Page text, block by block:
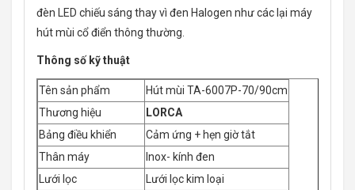
đèn LED chiếu sáng thay vì đen Halogen như các lại máy
hút mùi cổ điển thông thường.
Thông số kỹ thuật
Tên sản phẩm
Hút mùi TA-6007P-70/90cm
Thương hiệu
LORCA
Bảng điều khiển
Cảm ứng + hẹn giờ tắt
Thân máy
Inox- kính đen
Lưới lọc
Lưới lọc kim loại